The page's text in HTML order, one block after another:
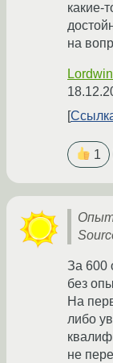
какие-
на
1
Опыт
За 600
без
На
либо
не